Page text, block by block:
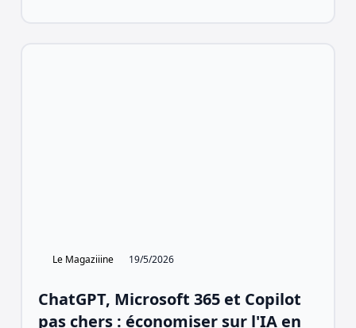
Le Magaziiine 19/5/2026
ChatGPT, Microsoft 365 et Copilot
pas chers : économiser sur l'IA en